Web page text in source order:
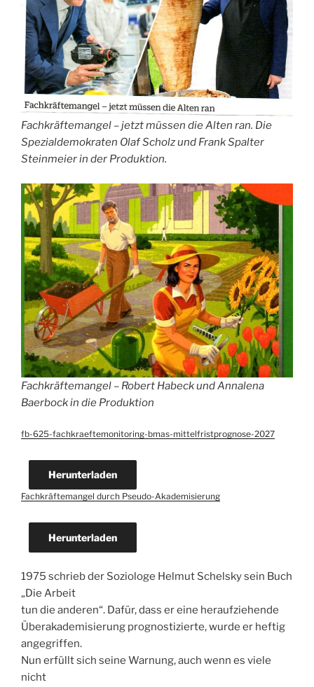
Fachkräftemangel – jetzt müssen die Alten ran. Die
Spezialdemokraten Olaf Scholz und Frank Spalter
Steinmeier in der Produktion.
Fachkräftemangel – Robert Habeck und Annalena
Baerbock in die Produktion
fb-625-fachkraeftemonitoring-bmas-mittelfristprognose-2027
Herunterladen
Fachkräftemangel durch Pseudo-Akademisierung
Herunterladen
1975 schrieb der Soziologe Helmut Schelsky sein Buch
„Die Arbeit
tun die anderen“. Dafür, dass er eine heraufziehende
Überakademisierung prognostizierte, wurde er heftig
angegriffen.
Nun erfüllt sich seine Warnung, auch wenn es viele
nicht